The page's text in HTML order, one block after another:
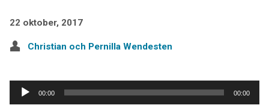
22 oktober, 2017
Christian och Pernilla Wendesten
Ljudspelare
00:00 00:00